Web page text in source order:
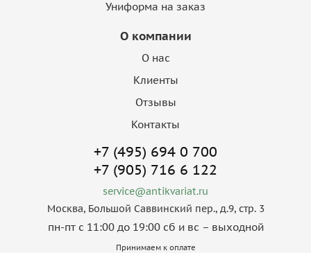
Униформа на заказ
О компании
О нас
Клиенты
Отзывы
Контакты
+7 (495) 694 0 700
+7 (905) 716 6 122
service@antikvariat.ru
Москва, Большой Саввинский пер., д.9, стр. 3
пн-пт с 11:00 до 19:00 сб и вс – выходной
Принимаем к оплате